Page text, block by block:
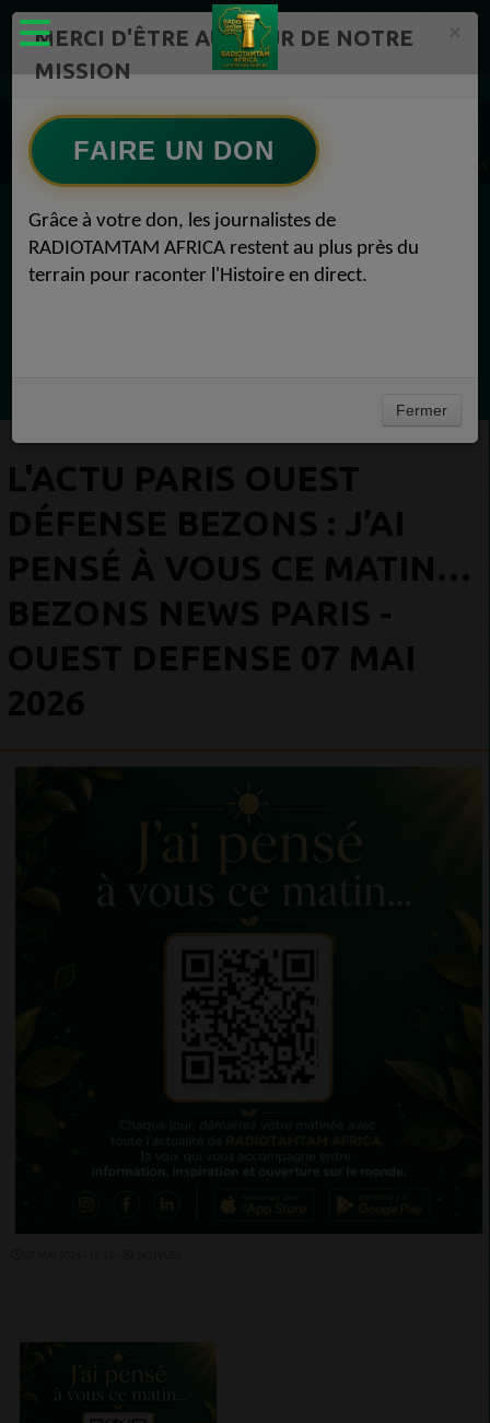
Actualité en continu /Politique/Culture/ Mode/
BEZONS NEWS PARIS -OUEST DEFENSE 1
L'ACTU Paris Ouest Défense Bezons : J’ai pensé à vous ce matin… BEZONS NEWS
EN CE MOMENT
MERCI D'ÊTRE AU CŒUR DE NOTRE
MISSION
FAIRE UN DON
Grâce à votre don, les journalistes de
RADIOTAMTAM AFRICA restent au plus près du
terrain pour raconter l'Histoire en direct.
Fermer